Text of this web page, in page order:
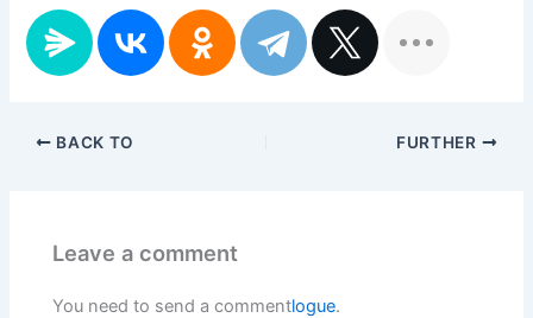
BACK TO FURTHER
Leave a comment
You need to send a commentlogue.